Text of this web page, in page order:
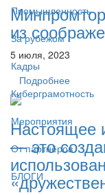
Промышленность
За рубежом
Кадры
Киберграмотность
Мероприятия
От партнёров
БЛОГИ
из
5 июля, 2023
Подробнее
Настоящее
— это